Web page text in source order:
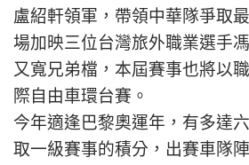
盧紹軒領軍，帶領中華隊爭取
場加映三位台灣旅外職業選手
又寬兄弟檔，本屆賽事也將以
際自由車環台賽。
今年適逢巴黎奧運年，有多達
取一級賽事的積分，出賽車隊